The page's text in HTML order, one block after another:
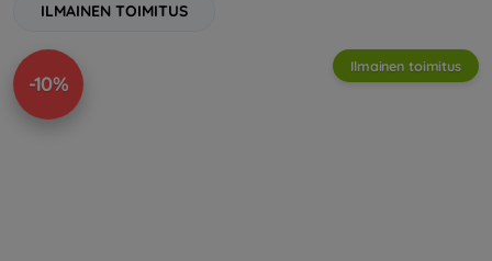
ILMAINEN TOIMITUS
-10%
Ilmainen toimitus